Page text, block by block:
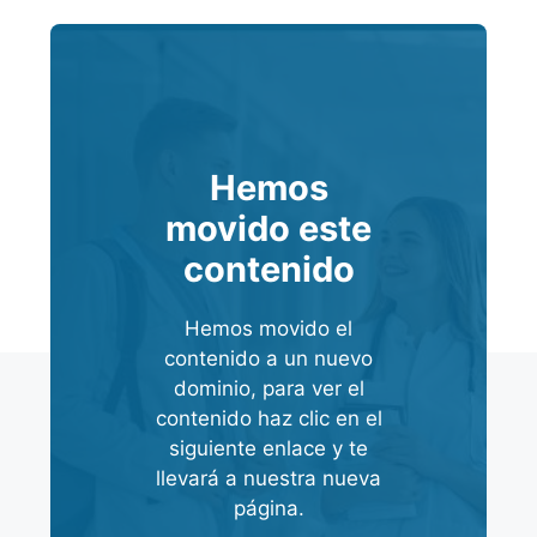
Hemos
movido este
contenido
Hemos movido el
contenido a un nuevo
dominio, para ver el
contenido haz clic en el
siguiente enlace y te
llevará a nuestra nueva
página.